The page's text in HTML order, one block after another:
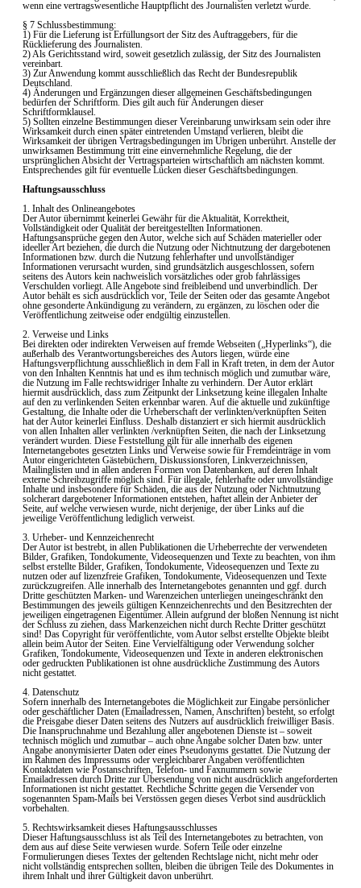
wenn eine vertragswesentliche Hauptpflicht des Journalisten verletzt wurde.
§ 7 Schlussbestimmung:
1) Für die Lieferung ist Erfüllungsort der Sitz des Auftraggebers, für die
Rücklieferung des Journalisten.
2) Als Gerichtsstand wird, soweit gesetzlich zulässig, der Sitz des Journalisten
vereinbart.
3) Zur Anwendung kommt ausschließlich das Recht der Bundesrepublik
Deutschland.
4) Änderungen und Ergänzungen dieser allgemeinen Geschäftsbedingungen
bedürfen der Schriftform. Dies gilt auch für Änderungen dieser
Schriftformklausel.
5) Sollten einzelne Bestimmungen dieser Vereinbarung unwirksam sein oder ihre
Wirksamkeit durch einen später eintretenden Umstand verlieren, bleibt die
Wirksamkeit der übrigen Vertragsbedingungen im Übrigen unberührt. Anstelle der
unwirksamen Bestimmung tritt eine einvernehmliche Regelung, die der
ursprünglichen Absicht der Vertragsparteien wirtschaftlich am nächsten kommt.
Entsprechendes gilt für eventuelle Lücken dieser Geschäftsbedingungen.
Haftungsausschluss
1. Inhalt des Onlineangebotes
Der Autor übernimmt keinerlei Gewähr für die Aktualität, Korrektheit,
Vollständigkeit oder Qualität der bereitgestellten Informationen.
Haftungsansprüche gegen den Autor, welche sich auf Schäden materieller oder
ideeller Art beziehen, die durch die Nutzung oder Nichtnutzung der dargebotenen
Informationen bzw. durch die Nutzung fehlerhafter und unvollständiger
Informationen verursacht wurden, sind grundsätzlich ausgeschlossen, sofern
seitens des Autors kein nachweislich vorsätzliches oder grob fahrlässiges
Verschulden vorliegt. Alle Angebote sind freibleibend und unverbindlich. Der
Autor behält es sich ausdrücklich vor, Teile der Seiten oder das gesamte Angebot
ohne gesonderte Ankündigung zu verändern, zu ergänzen, zu löschen oder die
Veröffentlichung zeitweise oder endgültig einzustellen.
2. Verweise und Links
Bei direkten oder indirekten Verweisen auf fremde Webseiten („Hyperlinks“), die
außerhalb des Verantwortungsbereiches des Autors liegen, würde eine
Haftungsverpflichtung ausschließlich in dem Fall in Kraft treten, in dem der Autor
von den Inhalten Kenntnis hat und es ihm technisch möglich und zumutbar wäre,
die Nutzung im Falle rechtswidriger Inhalte zu verhindern. Der Autor erklärt
hiermit ausdrücklich, dass zum Zeitpunkt der Linksetzung keine illegalen Inhalte
auf den zu verlinkenden Seiten erkennbar waren. Auf die aktuelle und zukünftige
Gestaltung, die Inhalte oder die Urheberschaft der verlinkten/verknüpften Seiten
hat der Autor keinerlei Einfluss. Deshalb distanziert er sich hiermit ausdrücklich
von allen Inhalten aller verlinkten /verknüpften Seiten, die nach der Linksetzung
verändert wurden. Diese Feststellung gilt für alle innerhalb des eigenen
Internetangebotes gesetzten Links und Verweise sowie für Fremdeinträge in vom
Autor eingerichteten Gästebüchern, Diskussionsforen, Linkverzeichnissen,
Mailinglisten und in allen anderen Formen von Datenbanken, auf deren Inhalt
externe Schreibzugriffe möglich sind. Für illegale, fehlerhafte oder unvollständige
Inhalte und insbesondere für Schäden, die aus der Nutzung oder Nichtnutzung
solcherart dargebotener Informationen entstehen, haftet allein der Anbieter der
Seite, auf welche verwiesen wurde, nicht derjenige, der über Links auf die
jeweilige Veröffentlichung lediglich verweist.
3. Urheber- und Kennzeichenrecht
Der Autor ist bestrebt, in allen Publikationen die Urheberrechte der verwendeten
Bilder, Grafiken, Tondokumente, Videosequenzen und Texte zu beachten, von ihm
selbst erstellte Bilder, Grafiken, Tondokumente, Videosequenzen und Texte zu
nutzen oder auf lizenzfreie Grafiken, Tondokumente, Videosequenzen und Texte
zurückzugreifen. Alle innerhalb des Internetangebotes genannten und ggf. durch
Dritte geschützten Marken- und Warenzeichen unterliegen uneingeschränkt den
Bestimmungen des jeweils gültigen Kennzeichenrechts und den Besitzrechten der
jeweiligen eingetragenen Eigentümer. Allein aufgrund der bloßen Nennung ist nicht
der Schluss zu ziehen, dass Markenzeichen nicht durch Rechte Dritter geschützt
sind! Das Copyright für veröffentlichte, vom Autor selbst erstellte Objekte bleibt
allein beim Autor der Seiten. Eine Vervielfältigung oder Verwendung solcher
Grafiken, Tondokumente, Videosequenzen und Texte in anderen elektronischen
oder gedruckten Publikationen ist ohne ausdrückliche Zustimmung des Autors
nicht gestattet.
4. Datenschutz
Sofern innerhalb des Internetangebotes die Möglichkeit zur Eingabe persönlicher
oder geschäftlicher Daten (Emailadressen, Namen, Anschriften) besteht, so erfolgt
die Preisgabe dieser Daten seitens des Nutzers auf ausdrücklich freiwilliger Basis.
Die Inanspruchnahme und Bezahlung aller angebotenen Dienste ist – soweit
technisch möglich und zumutbar – auch ohne Angabe solcher Daten bzw. unter
Angabe anonymisierter Daten oder eines Pseudonyms gestattet. Die Nutzung der
im Rahmen des Impressums oder vergleichbarer Angaben veröffentlichten
Kontaktdaten wie Postanschriften, Telefon- und Faxnummern sowie
Emailadressen durch Dritte zur Übersendung von nicht ausdrücklich angeforderten
Informationen ist nicht gestattet. Rechtliche Schritte gegen die Versender von
sogenannten Spam-Mails bei Verstössen gegen dieses Verbot sind ausdrücklich
vorbehalten.
5. Rechtswirksamkeit dieses Haftungsausschlusses
Dieser Haftungsausschluss ist als Teil des Internetangebotes zu betrachten, von
dem aus auf diese Seite verwiesen wurde. Sofern Teile oder einzelne
Formulierungen dieses Textes der geltenden Rechtslage nicht, nicht mehr oder
nicht vollständig entsprechen sollten, bleiben die übrigen Teile des Dokumentes in
ihrem Inhalt und ihrer Gültigkeit davon unberührt.